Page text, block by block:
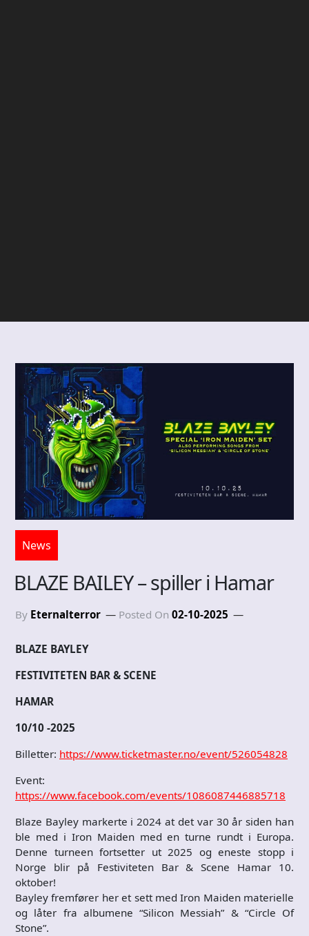
News
BLAZE BAILEY – spiller i Hamar
By Eternalterror Posted On 02-10-2025
BLAZE BAYLEY
FESTIVITETEN BAR & SCENE
HAMAR
10/10 -2025
Billetter: https://www.ticketmaster.no/event/526054828
Event:
https://www.facebook.com/events/1086087446885718
Blaze Bayley markerte i 2024 at det var 30 år siden han
ble med i Iron Maiden med en turne rundt i Europa.
Denne turneen fortsetter ut 2025 og eneste stopp i
Norge blir på Festiviteten Bar & Scene Hamar 10.
oktober!
Bayley fremfører her et sett med Iron Maiden materielle
og låter fra albumene “Silicon Messiah” & “Circle Of
Stone”.